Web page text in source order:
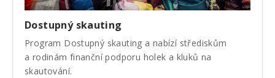
Dostupný skauting
Program Dostupný skauting a nabízí střediskům
a rodinám finanční podporu holek a kluků na
skautování.